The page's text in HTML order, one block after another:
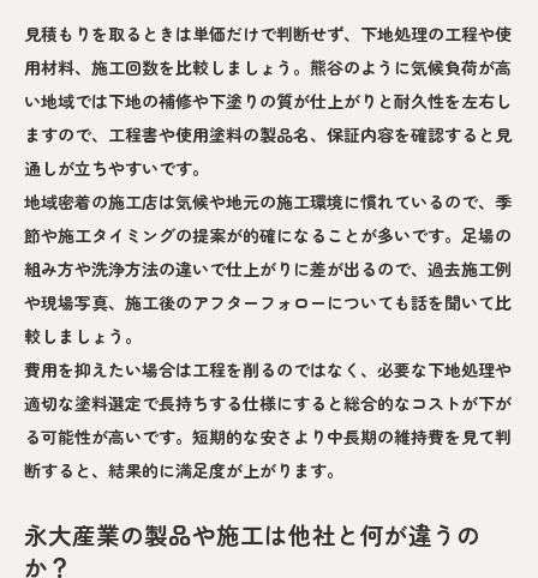
見積もりを取るときは単価だけで判断せず、下地処理の工程や使
用材料、施工回数を比較しましょう。熊谷のように気候負荷が高
い地域では下地の補修や下塗りの質が仕上がりと耐久性を左右し
ますので、工程書や使用塗料の製品名、保証内容を確認すると見
通しが立ちやすいです。
地域密着の施工店は気候や地元の施工環境に慣れているので、季
節や施工タイミングの提案が的確になることが多いです。足場の
組み方や洗浄方法の違いで仕上がりに差が出るので、過去施工例
や現場写真、施工後のアフターフォローについても話を聞いて比
較しましょう。
費用を抑えたい場合は工程を削るのではなく、必要な下地処理や
適切な塗料選定で長持ちする仕様にすると総合的なコストが下が
る可能性が高いです。短期的な安さより中長期の維持費を見て判
断すると、結果的に満足度が上がります。
永大産業の製品や施工は他社と何が違うの
か？